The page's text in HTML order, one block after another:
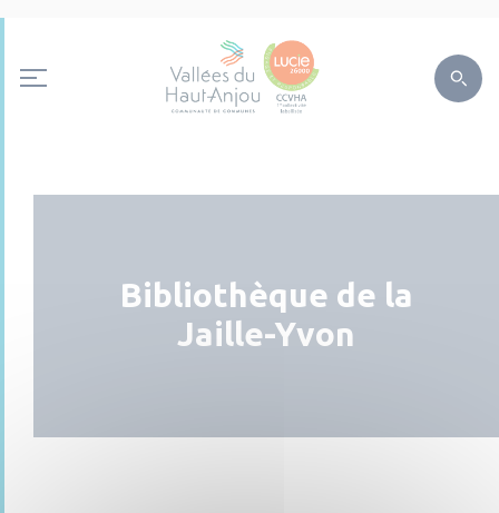
Bibliothèque de la
Jaille-Yvon